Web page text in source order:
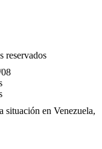
reservados
situación en Venezuela,